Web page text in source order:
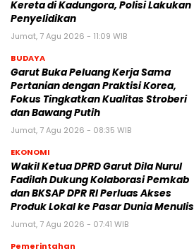
Kereta di Kadungora, Polisi Lakukan
Penyelidikan
Jumat, 7 Agu 2026 - 11:09 WIB
BUDAYA
Garut Buka Peluang Kerja Sama
Pertanian dengan Praktisi Korea,
Fokus Tingkatkan Kualitas Stroberi
dan Bawang Putih
Jumat, 7 Agu 2026 - 08:35 WIB
EKONOMI
Wakil Ketua DPRD Garut Dila Nurul
Fadilah Dukung Kolaborasi Pemkab
dan BKSAP DPR RI Perluas Akses
Produk Lokal ke Pasar Dunia Menulis
Jumat, 7 Agu 2026 - 07:41 WIB
Pemerintahan